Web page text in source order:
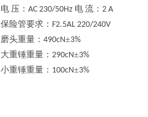
电 压： AC 230/50Hz 电 流： 2 A
保险管要求： F2.5AL 220/240V
磨头重量 ： 490cN±3%
大重锤重量 ： 290cN±3%
小重锤重量 ： 100cN±3%